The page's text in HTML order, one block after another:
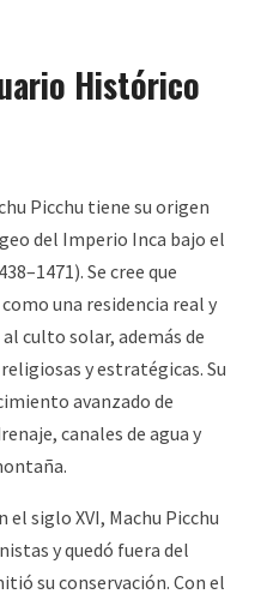
Histórico
Picchu tiene su origen
del Imperio Inca bajo el
Se cree que
una residencia real y
culto solar, además de
y estratégicas. Su
avanzado de
canales de agua y
siglo XVI, Machu Picchu
y quedó fuera del
su conservación. Con el